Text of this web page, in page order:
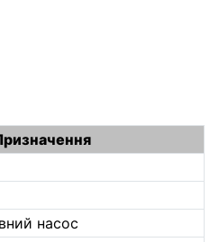
насос